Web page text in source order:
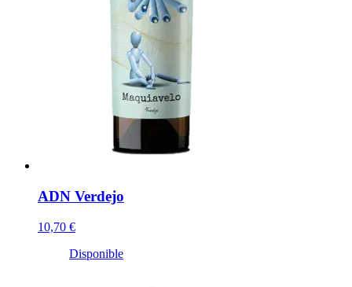
ADN Verdejo
10,70 €
Disponible